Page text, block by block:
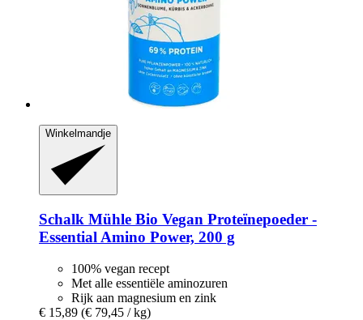
Winkelmandje
Schalk Mühle Bio Vegan Proteïnepoeder -​
Essential Amino Power, 200 g
100% vegan recept
Met alle essentiële aminozuren
Rijk aan magnesium en zink
€ 15,89 (€ 79,45 / kg)